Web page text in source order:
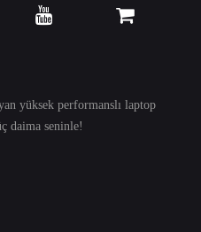
yüksek performanslı laptop
daima seninle!